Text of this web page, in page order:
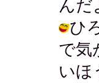
んだ
ひ
で気
いほ